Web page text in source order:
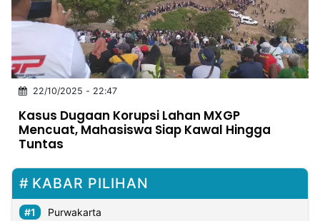
INDONESIA
Partner
NTB
Time
IDN
Jogja
Rakyat
News
Notice
Baru
Kabarbaru
22/10/2025 - 22:47
Kasus Dugaan Korupsi Lahan MXGP
Mencuat, Mahasiswa Siap Kawal Hingga
Tuntas
KABAR PILIHAN
Purwakarta